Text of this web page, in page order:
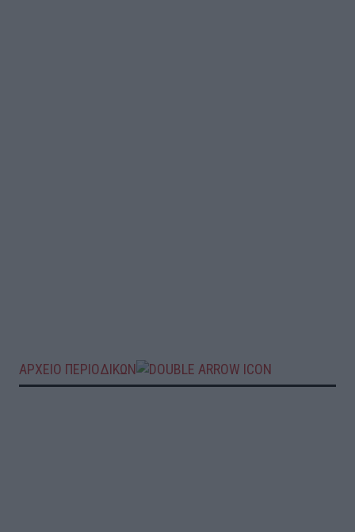
ΑΡΧΕΙΟ ΠΕΡΙΟΔΙΚΩΝ